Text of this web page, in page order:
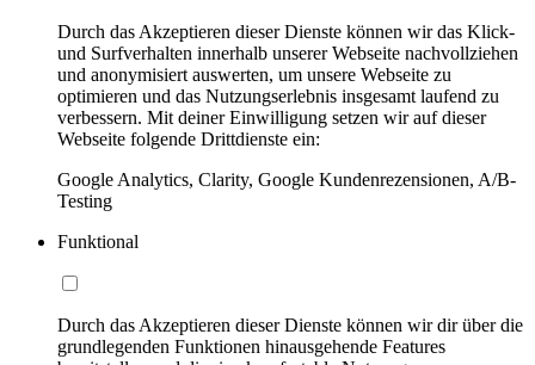
Durch das Akzeptieren dieser Dienste können wir das Klick-
und Surfverhalten innerhalb unserer Webseite nachvollziehen
und anonymisiert auswerten, um unsere Webseite zu
optimieren und das Nutzungserlebnis insgesamt laufend zu
verbessern. Mit deiner Einwilligung setzen wir auf dieser
Webseite folgende Drittdienste ein:
Google Analytics, Clarity, Google Kundenrezensionen, A/B-
Testing
Funktional
Durch das Akzeptieren dieser Dienste können wir dir über die
grundlegenden Funktionen hinausgehende Features